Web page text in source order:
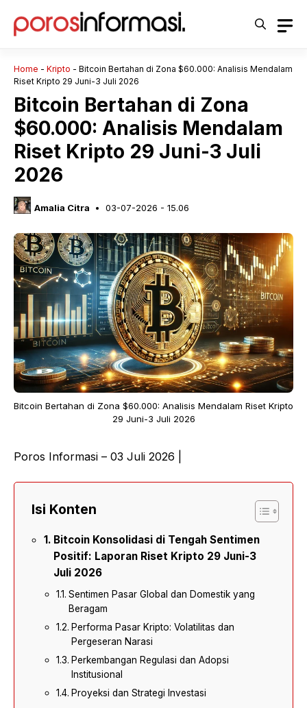
Home - Kripto - Bitcoin Bertahan di Zona $60.000: Analisis Mendalam
Riset Kripto 29 Juni-3 Juli 2026
Bitcoin Bertahan di Zona
$60.000: Analisis Mendalam
Riset Kripto 29 Juni-3 Juli
2026
Amalia Citra 03-07-2026 - 15.06
Bitcoin Bertahan di Zona $60.000: Analisis Mendalam Riset Kripto
29 Juni-3 Juli 2026
Poros Informasi – 03 Juli 2026 |
Isi Konten
Bitcoin Konsolidasi di Tengah Sentimen
Positif: Laporan Riset Kripto 29 Juni-3
Juli 2026
Sentimen Pasar Global dan Domestik yang
Beragam
Performa Pasar Kripto: Volatilitas dan
Pergeseran Narasi
Perkembangan Regulasi dan Adopsi
Institusional
Proyeksi dan Strategi Investasi